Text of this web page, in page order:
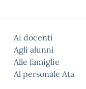
Ai docenti
Agli alunni
Alle famiglie
Al personale Ata